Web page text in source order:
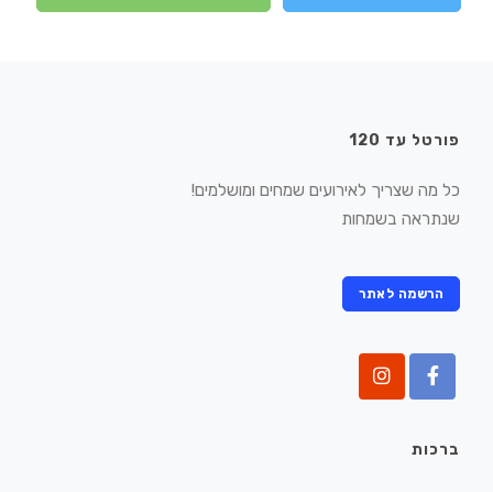
פורטל עד 120
כל מה שצריך לאירועים שמחים ומושלמים!
שנתראה בשמחות
הרשמה לאתר
ברכות